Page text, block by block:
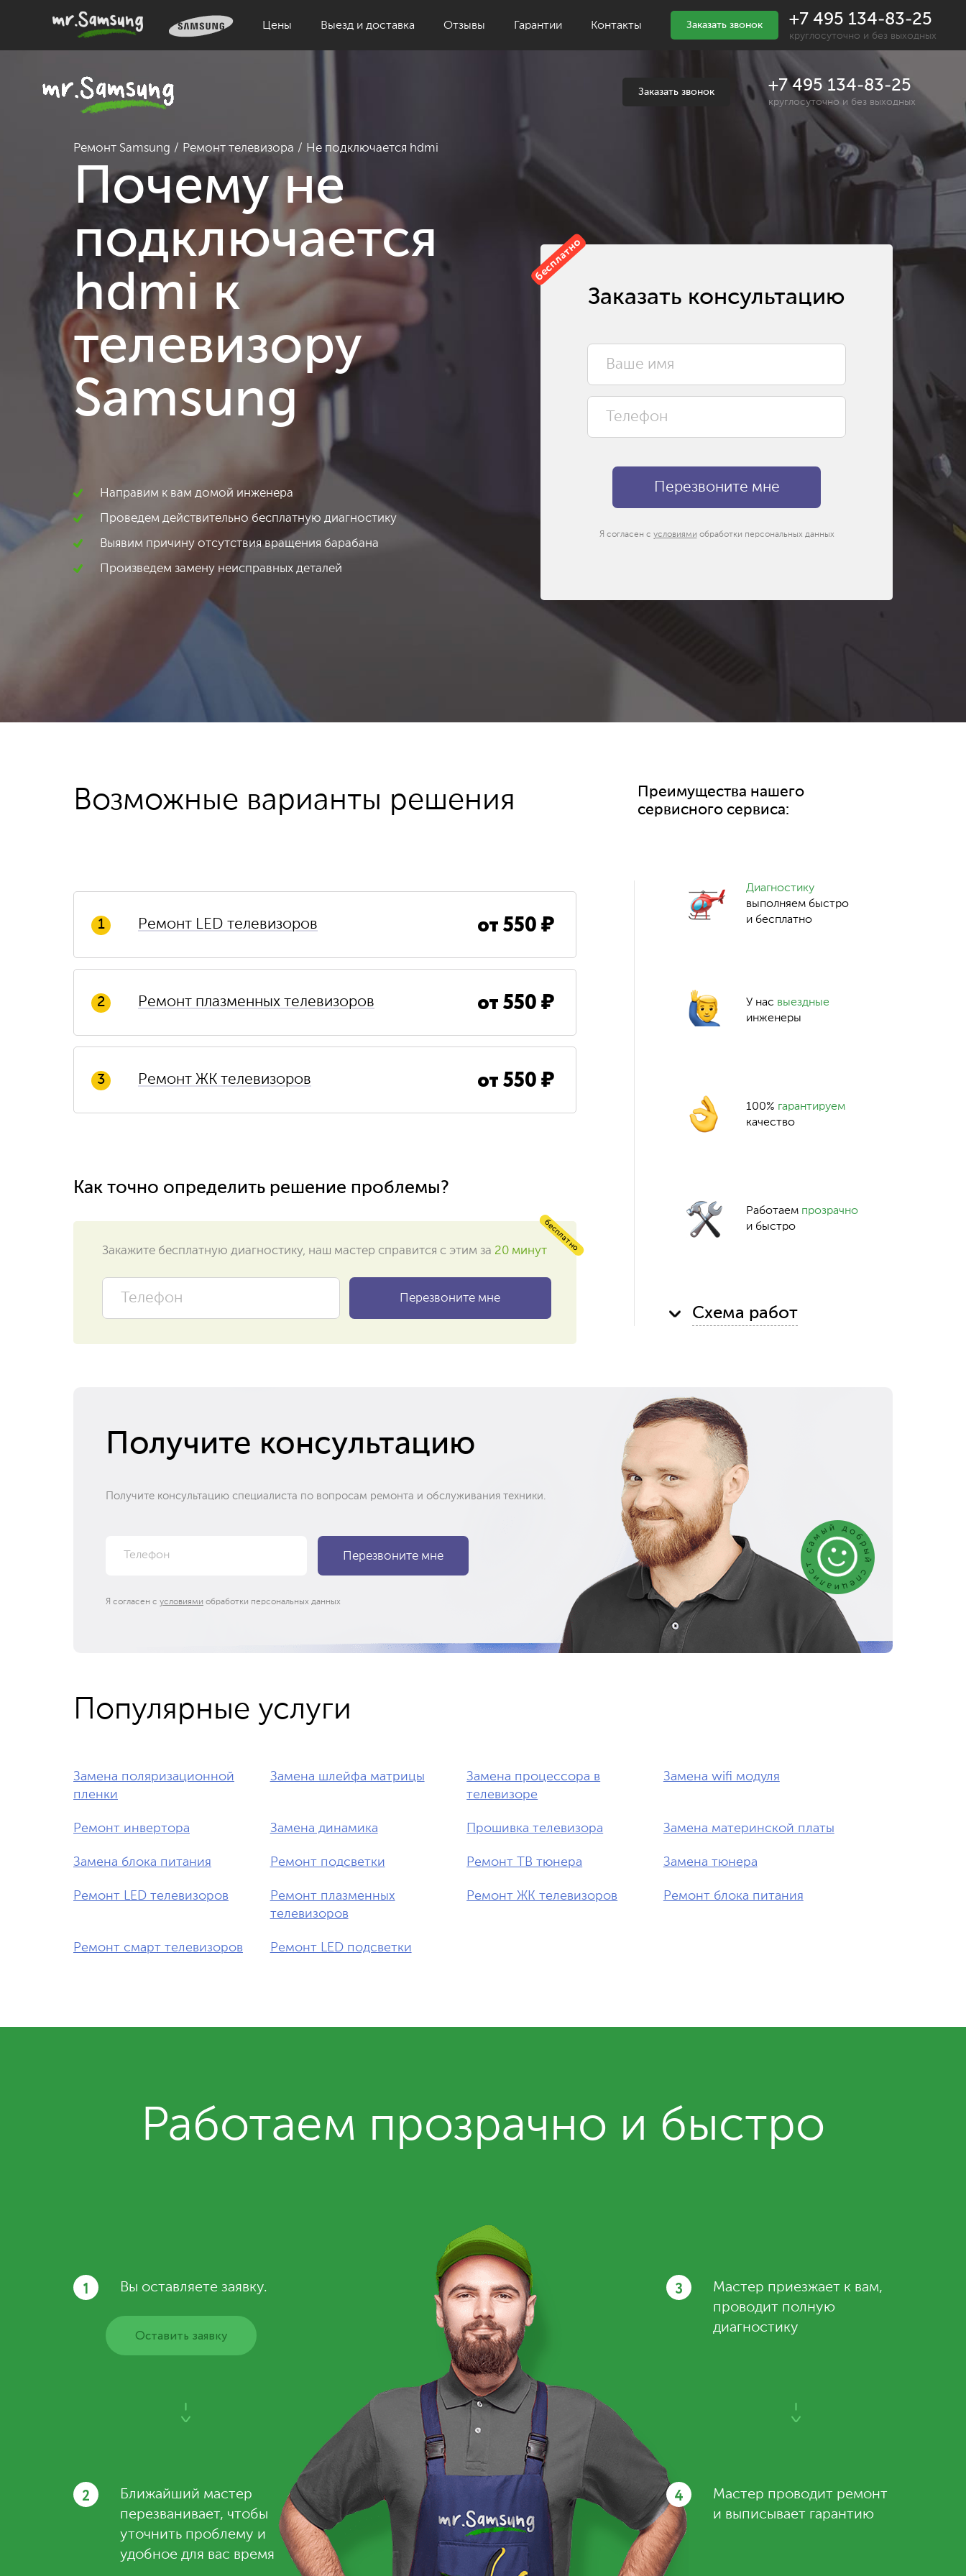
Цены Выезд и доставка Отзывы Гарантии Контакты Заказать звонок +7 495 134-83-25
круглосуточно и без выходных
Заказать звонок +7 495 134-83-25
круглосуточно и без выходных
Ремонт Samsung Ремонт телевизора Не подключается hdmi
Почему не
подключается
hdmi к
телевизору
Samsung
Направим к вам домой инженера
Проведем действительно бесплатную диагностику
Выявим причину отсутствия вращения барабана
Произведем замену неисправных деталей
бесплатно
Заказать консультацию
Я согласен с условиями обработки персональных данных
Возможные варианты решения
1 Ремонт LED телевизоров от550₽
2 Ремонт плазменных телевизоров от550₽
3 Ремонт ЖК телевизоров от550₽
Как точно определить решение проблемы?
бесплатно
Закажите бесплатную диагностику, наш мастер справится с этим за 20 минут
Преимущества нашего
сервисного сервиса:
Диагностику
выполняем быстро
и бесплатно
У нас выездные
инженеры
100% гарантируем
качество
Работаем прозрачно
и быстро
Схема работ
Получите консультацию
Получите консультацию специалиста по вопросам ремонта и обслуживания техники.
Я согласен с условиями обработки персональных данных
Популярные услуги
Замена поляризационной
пленки
Замена шлейфа матрицы
Замена процессора в
телевизоре
Замена wifi модуля
Ремонт инвертора Замена динамика Прошивка телевизора Замена материнской платы
Замена блока питания Ремонт подсветки Ремонт ТВ тюнера Замена тюнера
Ремонт LED телевизоров
Ремонт плазменных
телевизоров
Ремонт ЖК телевизоров Ремонт блока питания
Ремонт смарт телевизоров Ремонт LED подсветки
Работаем прозрачно и быстро
1 Вы оставляете заявку.
Оставить заявку
3
Мастер приезжает к вам,
проводит полную
диагностику
2
Ближайший мастер
перезванивает, чтобы
уточнить проблему и
удобное для вас время
4
Мастер проводит ремонт
и выписывает гарантию